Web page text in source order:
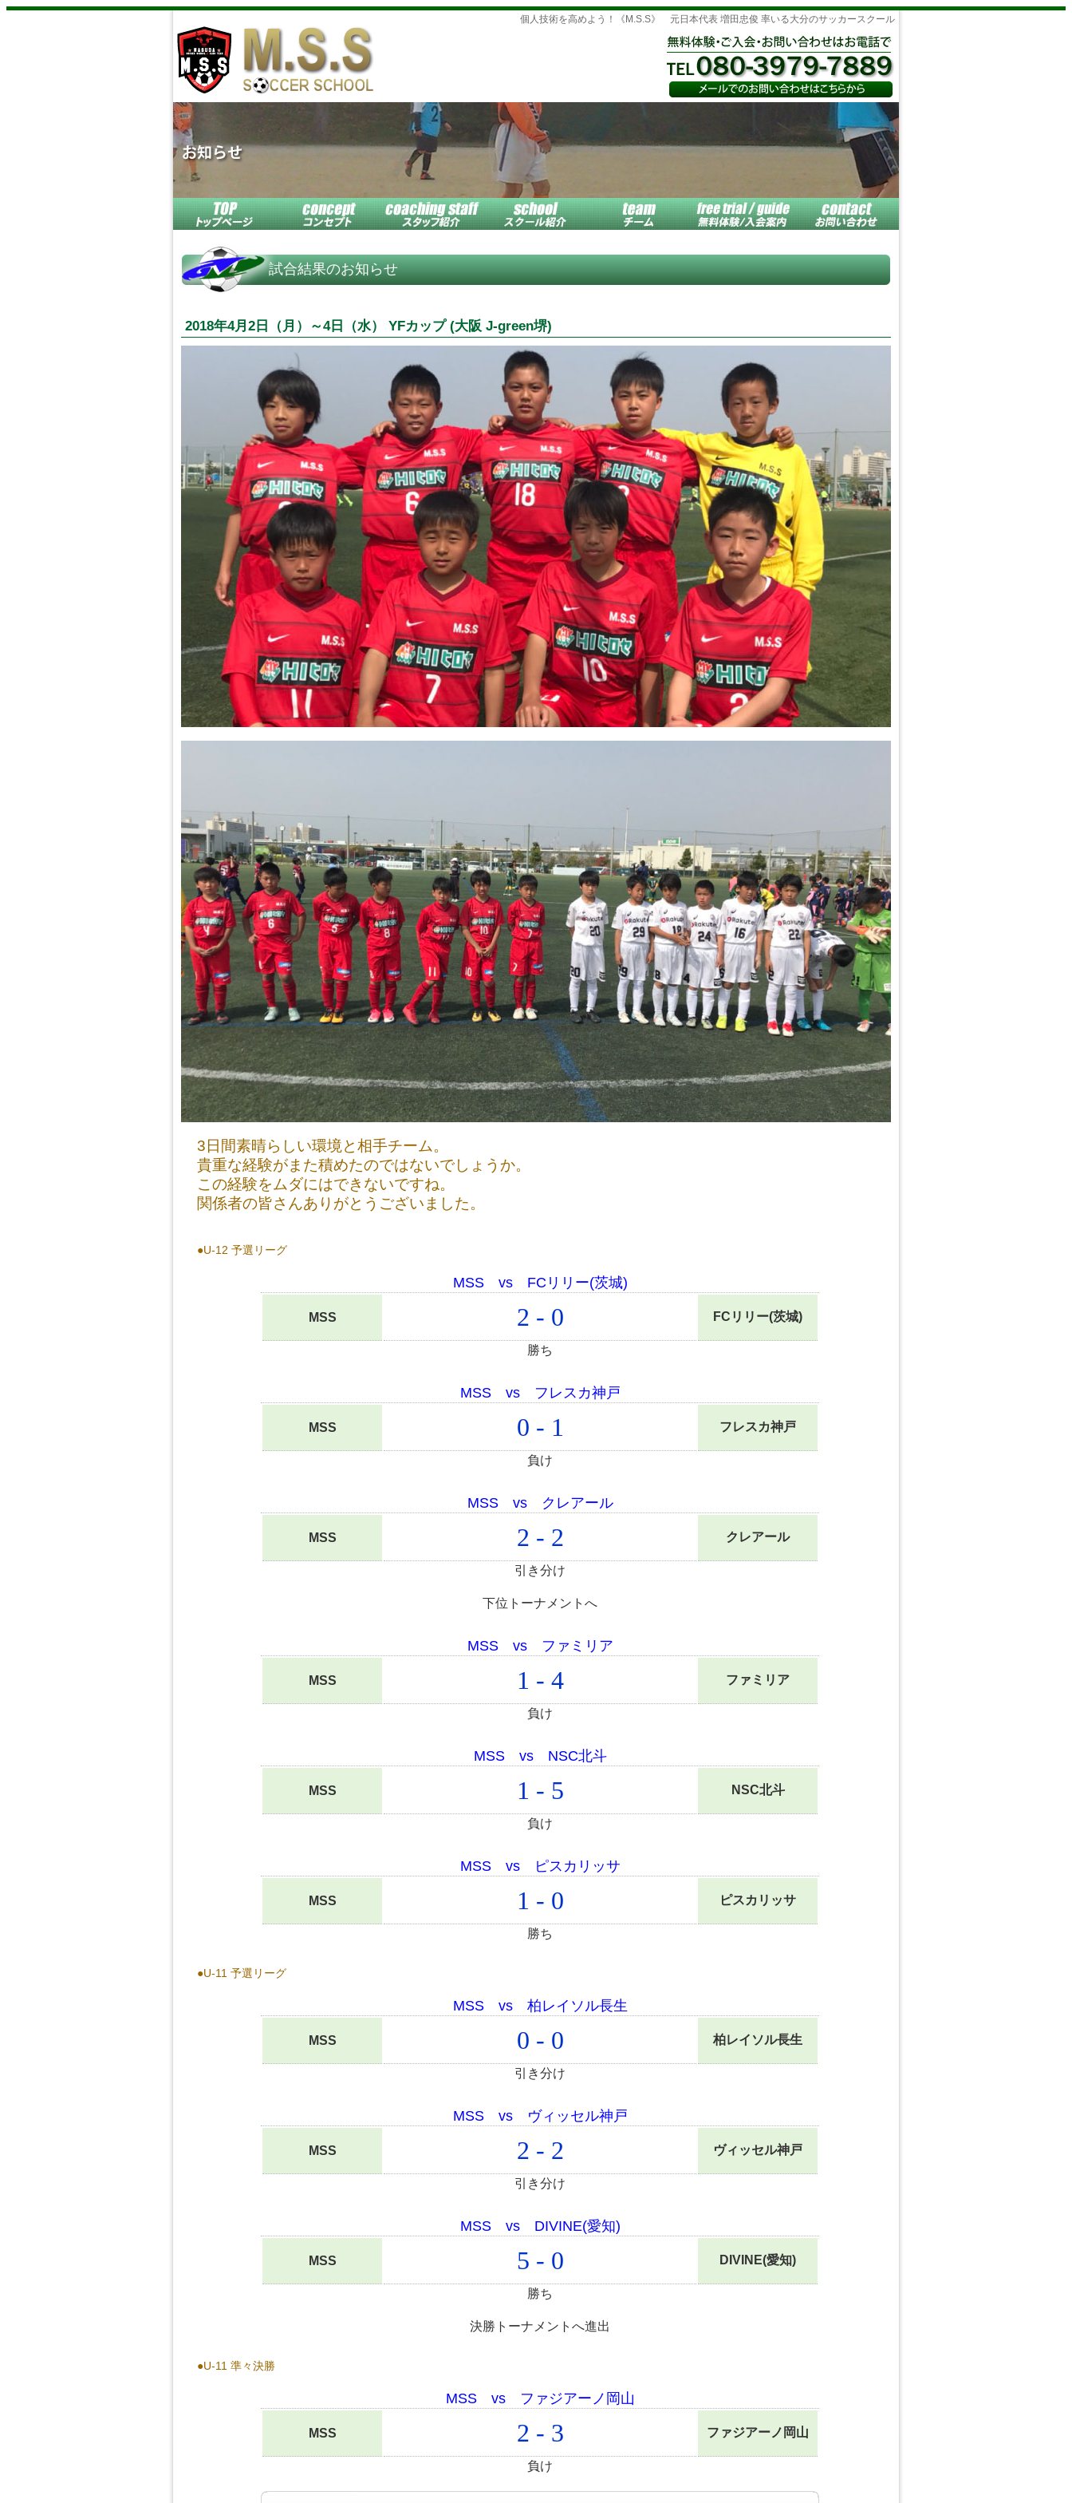
個人技術を高めよう！《M.S.S》 元日本代表 増田忠俊 率いる大分のサッカースクール
試合結果のお知らせ
2018年4月2日（月）～4日（水） YFカップ (大阪 J-green堺)
3日間素晴らしい環境と相手チーム。
貴重な経験がまた積めたのではないでしょうか。
この経験をムダにはできないですね。
関係者の皆さんありがとうございました。
●U-12 予選リーグ
MSS vs FCリリー(茨城)
MSS 2 - 0 FCリリー(茨城)
勝ち
MSS vs フレスカ神戸
MSS 0 - 1 フレスカ神戸
負け
MSS vs クレアール
MSS 2 - 2 クレアール
引き分け
下位トーナメントへ
MSS vs ファミリア
MSS 1 - 4 ファミリア
負け
MSS vs NSC北斗
MSS 1 - 5 NSC北斗
負け
MSS vs ピスカリッサ
MSS 1 - 0 ピスカリッサ
勝ち
●U-11 予選リーグ
MSS vs 柏レイソル長生
MSS 0 - 0 柏レイソル長生
引き分け
MSS vs ヴィッセル神戸
MSS 2 - 2 ヴィッセル神戸
引き分け
MSS vs DIVINE(愛知)
MSS 5 - 0 DIVINE(愛知)
勝ち
決勝トーナメントへ進出
●U-11 準々決勝
MSS vs ファジアーノ岡山
MSS 2 - 3 ファジアーノ岡山
負け